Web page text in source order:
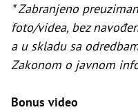
* Zabranjeno
foto/videa, bez
a u skladu sa
Zakonom o javnom
Bonus video